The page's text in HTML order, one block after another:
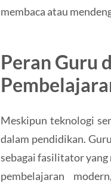
membaca atau
Peran Guru
Meskipun teknologi
dalam pendidikan.
sebagai fasilitator yang
pembelajaran